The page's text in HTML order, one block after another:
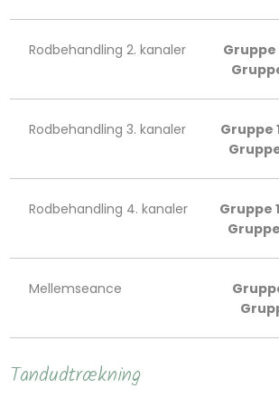
Rodbehandling 2. kanaler Gruppe
Rodbehandling 3. kanaler Gruppe
Rodbehandling 4. kanaler Gruppe
Mellemseance
Tandudtrækning